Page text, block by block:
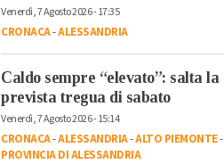
Venerdì, 7 Agosto 2026 - 17:35
CRONACA-ALESSANDRIA
Caldo sempre “elevato”: salta la
prevista tregua di sabato
Venerdì, 7 Agosto 2026 - 15:14
CRONACA-ALESSANDRIA-ALTO PIEMONTE-
PROVINCIA DI ALESSANDRIA